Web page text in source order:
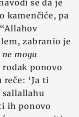
se da je
kamenčiće, pa
zabranio je
ne mogu
ponovo
‘Ja ti
sallallahu
ih ponovo